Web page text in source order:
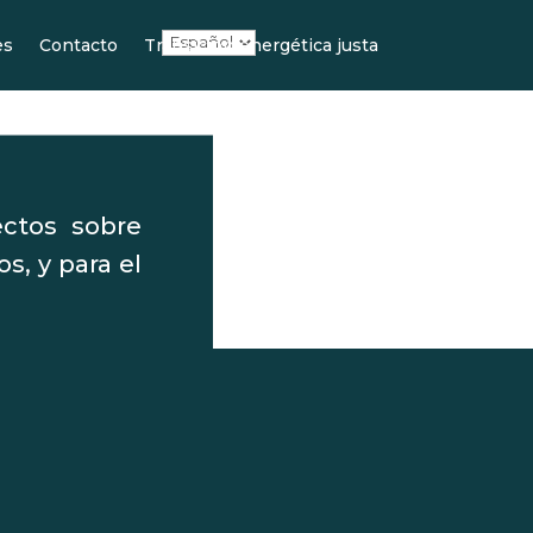
Contacto Transición energética justa
sobre
y para el